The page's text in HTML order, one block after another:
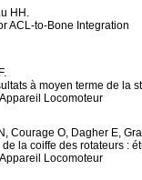
HH.
ACL-to-Bone Integration
à moyen terme de la
Locomoteur
Courage O, Dagher E,
la coiffe des rotateurs :
Locomoteur